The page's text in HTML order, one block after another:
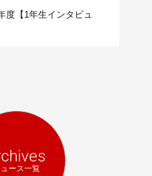
【1年生インタビュ
ュース一覧